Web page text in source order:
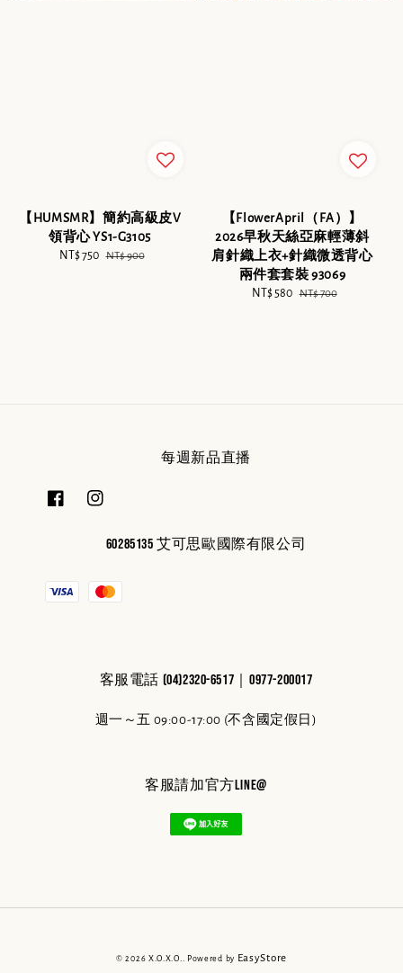
【HUMSMR】簡約高級皮V
領背心 YS1-G3105
Sale
NT$ 750 Regular
NT$ 900
【FlowerApril（FA）】
2026早秋天絲亞麻輕薄斜
肩針織上衣+針織微透背心
兩件套套裝 93069
Sale
NT$ 580 Regular
NT$ 700
每週新品直播
60285135 艾可思歐國際有限公司
客服電話 (04)2320-6517｜0977-200017
週一～五 09:00-17:00 (不含國定假日)
客服請加官方line@
© 2026 X.O.X.O.. Powered by EasyStore